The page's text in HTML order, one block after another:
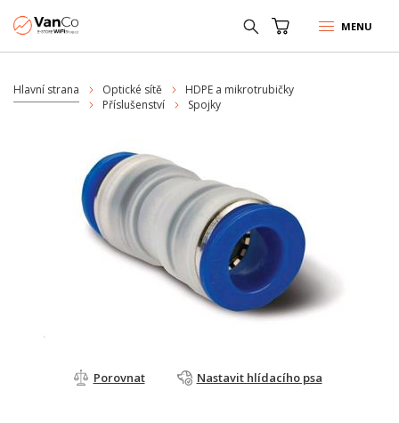
MENU
Hlavní strana Optické sítě
HDPE a mikrotrubičky
Příslušenství
Spojky
Porovnat Nastavit hlídacího psa